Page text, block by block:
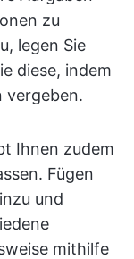
zu
legen Sie
diese, indem
vergeben.
Ihnen zudem
Fügen
und
mithilfe